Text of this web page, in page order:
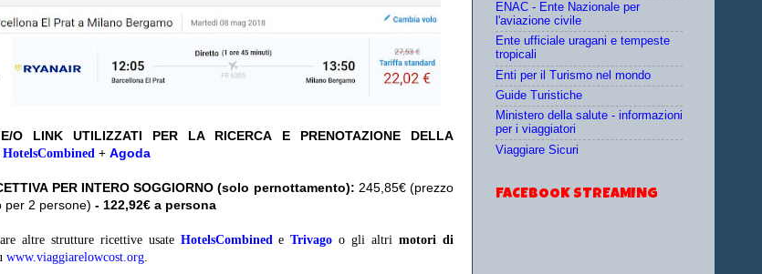
O LINK UTILIZZATI PER LA RICERCA E PRENOTAZIONE DELLA
HotelsCombined + Agoda
PER INTERO SOGGIORNO (solo pernottamento): 245,85€ (prezzo
per 2 persone) - 122,92€ a persona
altre strutture ricettive usate HotelsCombinedeTrivago o gli altrimotori di
www.viaggiarelowcost.org.
ENAC - Ente Nazionale per
l'aviazione civile
Ente ufficiale uragani e tempeste
tropicali
Enti per il Turismo nel mondo
Guide Turistiche
Ministero della salute - informazioni
per i viaggiatori
Viaggiare Sicuri
FACEBOOK STREAMING